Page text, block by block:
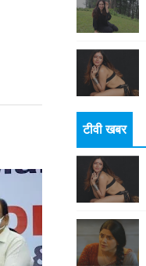
टीवी खबर